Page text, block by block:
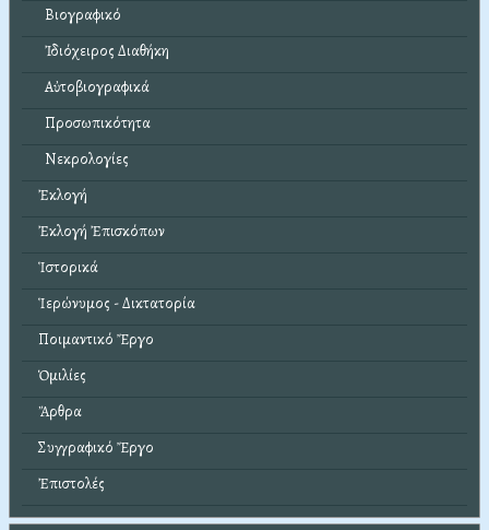
Βιογραφικό
Ἰδιόχειρος Διαθήκη
Αὐτοβιογραφικά
Προσωπικότητα
Νεκρολογίες
Ἐκλογή
Ἐκλογή Ἐπισκόπων
Ἱστορικά
Ἱερώνυμος - Δικτατορία
Ποιμαντικό Ἔργο
Ὁμιλίες
Ἄρθρα
Συγγραφικό Ἔργο
Ἐπιστολές